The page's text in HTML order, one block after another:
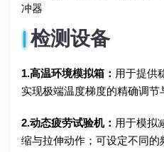
冲器
检测设备
1.高温环境模拟箱： 用于提供
实现极端温度梯度的精确调节
2.动态疲劳试验机： 用于模拟
缩与拉伸动作；可设定不同的